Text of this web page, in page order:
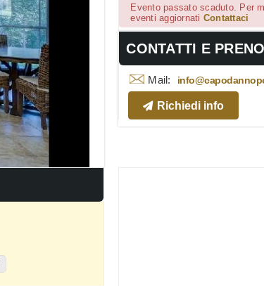
Evento passato scaduto. Per
eventi aggiornati Contattaci
CONTATTI E
Mail:
Richiedi info